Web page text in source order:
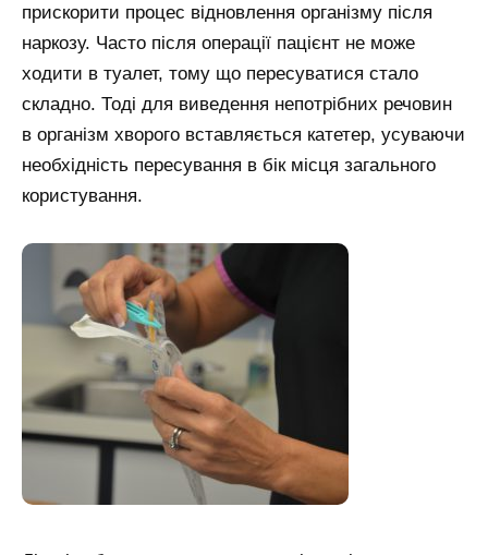
прискорити процес відновлення організму після
наркозу. Часто після операції пацієнт не може
ходити в туалет, тому що пересуватися стало
складно. Тоді для виведення непотрібних речовин
в організм хворого вставляється катетер, усуваючи
необхідність пересування в бік місця загального
користування.